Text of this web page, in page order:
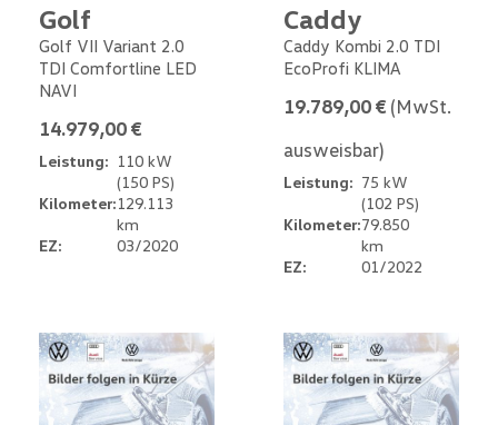
Golf
Golf VII Variant 2.0
TDI Comfortline LED
NAVI
14.979,00 €
Leistung: 110 kW
(150 PS)
Kilometer:129.113
km
EZ:
03/2020
Caddy
Caddy Kombi 2.0 TDI
EcoProfi KLIMA
19.789,00 € (MwSt.
ausweisbar)
Leistung: 75 kW
(102 PS)
Kilometer:79.850
km
EZ:
01/2022